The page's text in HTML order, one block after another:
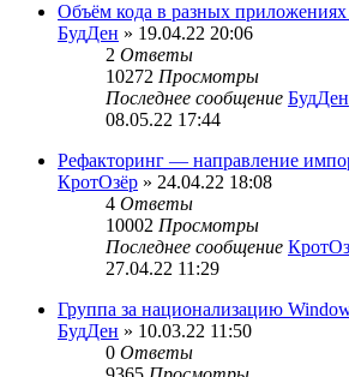
Объём кода в разных
БудДен » 19.04.22 20:06
2 Ответы
10272 Просмотры
Последнее сообщение БудДен
08.05.22 17:44
Рефакторинг — направление
КротОзёр » 24.04.22 18:08
4 Ответы
10002 Просмотры
Последнее сообщение
27.04.22 11:29
Группа за национализацию
БудДен » 10.03.22 11:50
0 Ответы